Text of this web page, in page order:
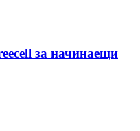
за начинаещи